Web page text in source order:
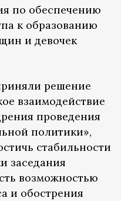
по обеспечению
к образованию
и девочек
решение
взаимодействие
проведения
политики»,
стабильности
заседания
возможностью
и обострения